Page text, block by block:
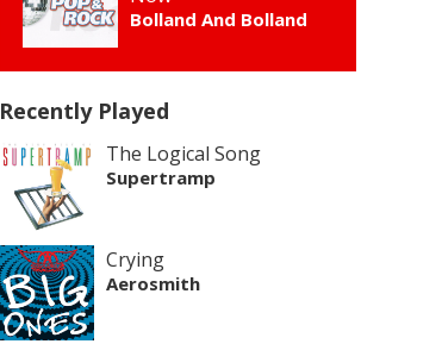
Bolland And Bolland
Recently Played
The Logical Song
Supertramp
Crying
Aerosmith